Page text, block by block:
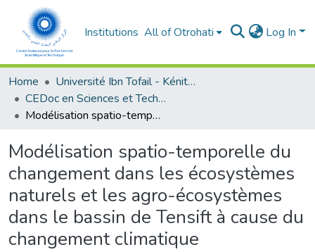
Institutions All of Otrohati Log In
Home
Université Ibn Tofail - Kénitra
CEDoc en Sciences et Techniques et Sciences Médicales (CED - STSM)
Modélisation spatio-temporelle du changement dans les écosystèmes naturels et les agro-écosystèmes dans le bassin de Tensift à cause du changement climatique
Modélisation spatio-temporelle du
changement dans les écosystèmes
naturels et les agro-écosystèmes
dans le bassin de Tensift à cause du
changement climatique